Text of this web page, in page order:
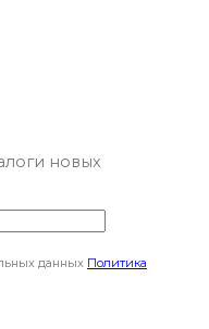
новых
данных Политика